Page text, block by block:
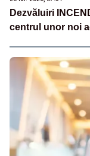
Dezvăluiri
centrul unor noi